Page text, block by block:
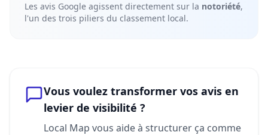
Les avis Google agissent directement sur la notoriété,
l'un des trois piliers du classement local.
Vous voulez transformer vos avis en
levier de visibilité ?
Local Map vous aide à structurer ça comme